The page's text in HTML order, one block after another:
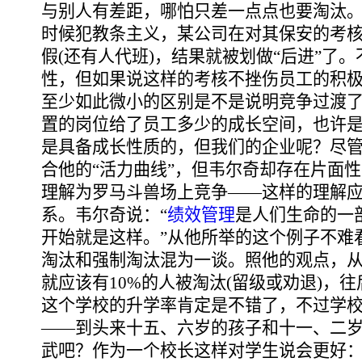
与别人有差距，哪怕只差一点点也要淘汰
时候犯教条主义，某公司在对其保安的考
假(还有人代班)，结果就被划做“后进”了
性，但如果说这样的考核不挫伤员工的积
至少如此微小的区别是不是说明竞争过渡
置的岗位给了员工多少的成长空间，也许
是具备成长性质的，但我们的企业呢？尽
合他的“活力曲线”，但韦尔奇却存在片面
理解为罗马斗兽场上竞争――这样的理解
系。韦尔奇说：“绩效管理是人们生命的一
开始就是这样。”从他所举的这个例子不
淘汰和强制淘汰混为一谈。照他的观点，
就应该有10%的人被淘汰(留级或劝退)，
这个学校的升学率肯定是不错了，不过学
――到头来十五、六岁的孩子和十一、二
武吧？作为一个校长这样对学生说会更好